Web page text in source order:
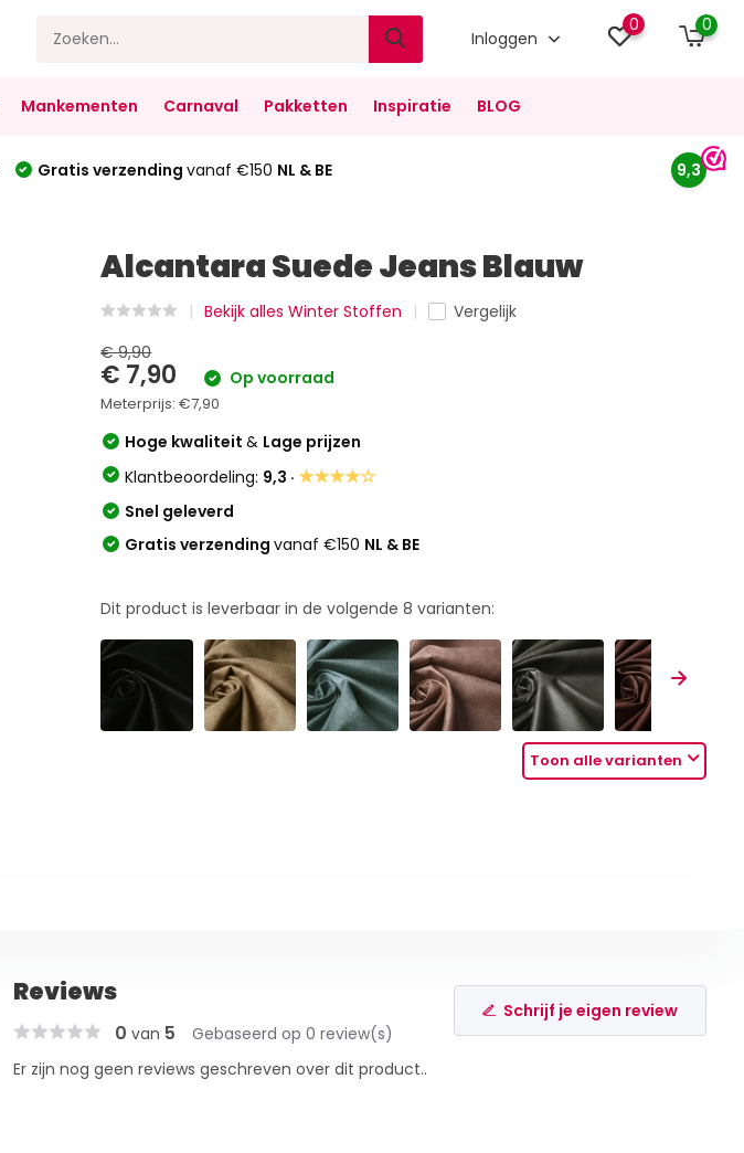
Inloggen
0 0
Mankementen Carnaval Pakketten Inspiratie BLOG
Gratis verzending vanaf €150 NL & BE 9,3
Alcantara Suede Jeans Blauw
Bekijk alles Winter Stoffen
Vergelijk
€ 9,90
€ 7,90 Op voorraad
Meterprijs:€7,90
Hoge kwaliteit& Lage prijzen
Klantbeoordeling: 9,3 ·★★★★☆
Snel geleverd
Gratis verzendingvanaf €150 NL & BE
Dit product is leverbaar in de volgende8 varianten:
Toon alle varianten
Reviews
0 van 5 Gebaseerd op 0 review(s)
Schrijf je eigen review
Er zijn nog geen reviews geschreven over dit product..